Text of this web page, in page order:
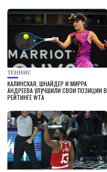
ТЕННИС
КАЛИНСКАЯ, ШНАЙДЕР И МИРРА
АНДРЕЕВА УЛУЧШИЛИ СВОИ ПОЗИЦИИ В
РЕЙТИНГЕ WTA